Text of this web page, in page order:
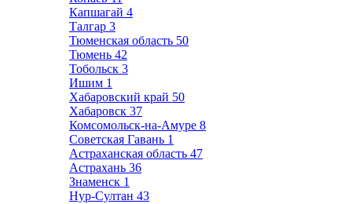
Капшагай 4
Талгар 3
Тюменская область 50
Тюмень 42
Тобольск 3
Ишим 1
Хабаровский край 50
Хабаровск 37
Комсомольск-на-Амуре 8
Советская Гавань 1
Астраханская область 47
Астрахань 36
Знаменск 1
Нур-Султан 43